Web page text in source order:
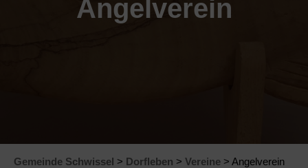
Angelverein
Gemeinde Schwissel > Dorfleben > Vereine > Angelverein